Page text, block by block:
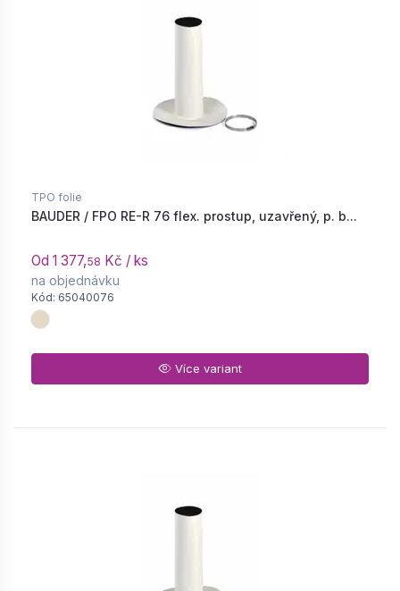
TPO folie
BAUDER / FPO RE-R 76 flex. prostup, uzavřený, p. b...
Od 1 377,58 Kč / ks
na objednávku
Kód: 65040076
Více variant